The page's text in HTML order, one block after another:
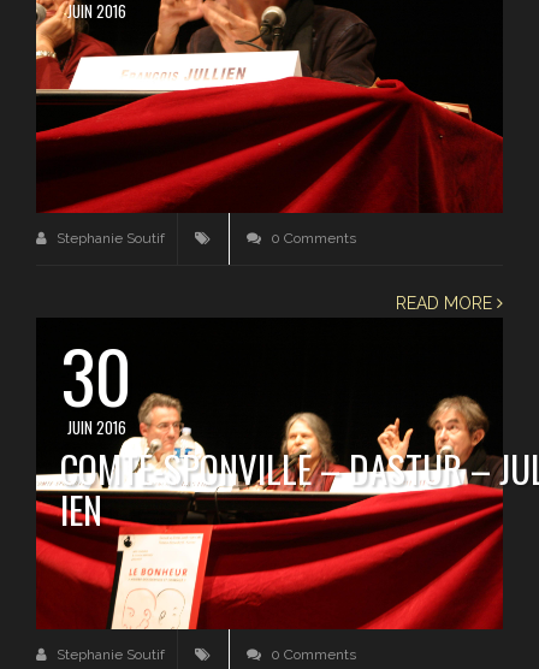
JUIN 2016
Stephanie Soutif 0 Comments
READ MORE
30
JUIN 2016
COMTE-SPONVILLE – DASTUR –
IEN
Stephanie Soutif 0 Comments